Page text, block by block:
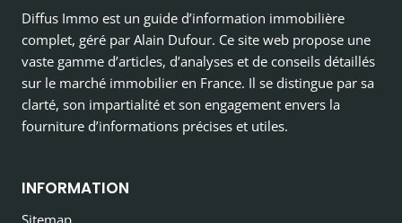
Diffus Immo est un guide d’information immobilière
complet, géré par Alain Dufour. Ce site web propose une
vaste gamme d’articles, d’analyses et de conseils détaillés
sur le marché immobilier en France. Il se distingue par sa
clarté, son impartialité et son engagement envers la
fourniture d’informations précises et utiles.
INFORMATION
Sitemap